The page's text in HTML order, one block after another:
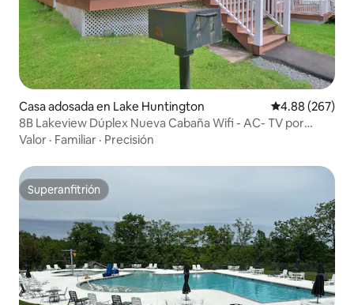
Casa adosada en Lake Huntington Calificación
4.88 (267)
8B Lakeview Dúplex Nueva Cabaña Wifi - AC- TV por
cable
Valor · Familiar · Precisión
Superanfitrión
Superanfitrión